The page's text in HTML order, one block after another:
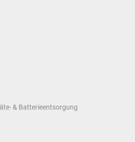
& Batterieentsorgung